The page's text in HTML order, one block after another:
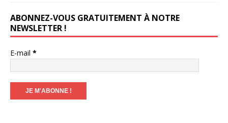
ABONNEZ-VOUS GRATUITEMENT À NOTRE
NEWSLETTER !
E-mail *